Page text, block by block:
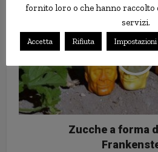
Zucche a forma
fornito loro o che hanno raccolto
servizi.
Accetta Rifiuta Impostazioni